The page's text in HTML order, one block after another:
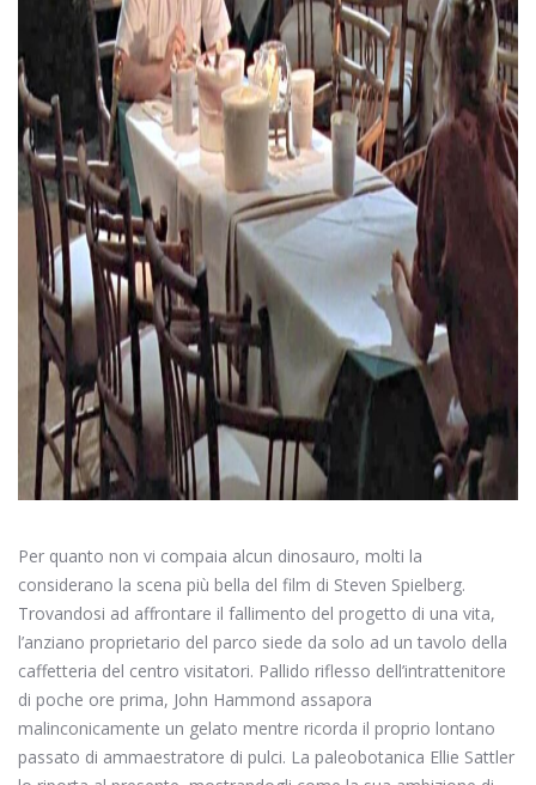
Per quanto non vi compaia alcun dinosauro, molti la
considerano la scena più bella del film di Steven Spielberg.
Trovandosi ad affrontare il fallimento del progetto di una vita,
l’anziano proprietario del parco siede da solo ad un tavolo della
caffetteria del centro visitatori. Pallido riflesso dell’intrattenitore
di poche ore prima, John Hammond assapora
malinconicamente un gelato mentre ricorda il proprio lontano
passato di ammaestratore di pulci. La paleobotanica Ellie Sattler